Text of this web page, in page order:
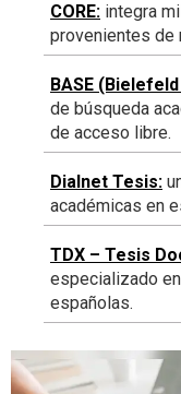
CORE: integra
provenientes de
BASE
de búsqueda
de acceso libre.
Dialnet Tesis:
académicas en
TDX – Tesis
especializado
españolas.